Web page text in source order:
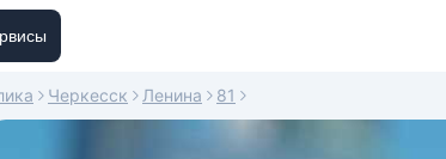
Черкесск Ленина 81